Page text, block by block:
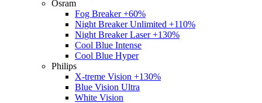
Osram
Fog Breaker +60%
Night Breaker Unlimited +110%
Night Breaker Laser +130%
Cool Blue Intense
Cool Blue Hyper
Philips
X-treme Vision +130%
Blue Vision Ultra
White Vision